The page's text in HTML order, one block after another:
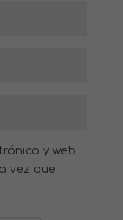
y web
vez que